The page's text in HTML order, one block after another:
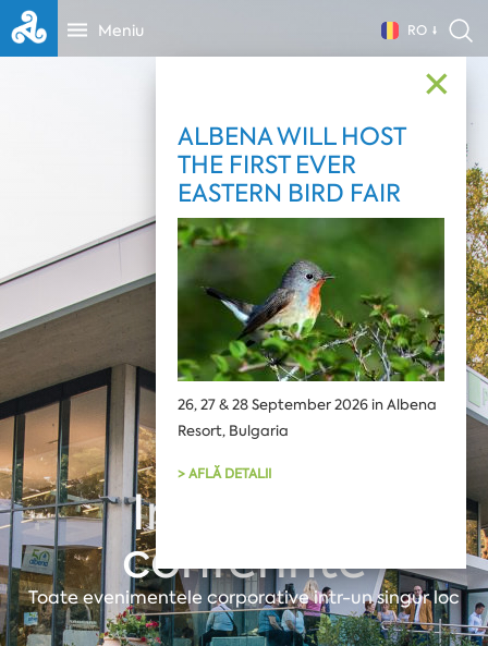
Meniu RO
Intalniri si
conferinte
Toate evenimentele corporative intr-un singur loc
✕
ALBENA WILL HOST
THE FIRST EVER
EASTERN BIRD FAIR
26, 27 & 28 September 2026 in Albena
Resort, Bulgaria
> AFLĂ DETALII